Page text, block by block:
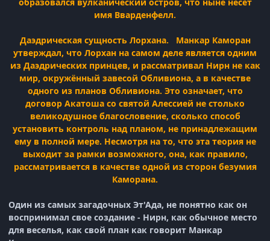
образовался вулканический остров, что ныне несёт
имя Вварденфелл.
Даэдрическая сущность Лорхана. Манкар Каморан
утверждал, что Лорхан на самом деле является одним
из Даэдрических принцев, и рассматривал Нирн не как
мир, окружённый завесой Обливиона, а в качестве
одного из планов Обливиона. Это означает, что
договор Акатоша со святой Алессией не столько
великодушное благословение, сколько способ
установить контроль над планом, не принадлежащим
ему в полной мере. Несмотря на то, что эта теория не
выходит за рамки возможного, она, как правило,
рассматривается в качестве одной из сторон безумия
Каморана.
Один из самых загадочных Эт'Ада, не понятно как он
воспринимал свое создание - Нирн, как обычное место
для веселья, как свой план как говорит Манкар